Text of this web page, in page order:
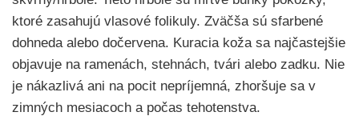
ktoré zasahujú vlasové folikuly. Zväčša sú sfarbené
dohneda alebo dočervena. Kuracia koža sa najčastejšie
objavuje na ramenách, stehnách, tvári alebo zadku. Nie
je nákazlivá ani na pocit nepríjemná, zhoršuje sa v
zimných mesiacoch a počas tehotenstva.